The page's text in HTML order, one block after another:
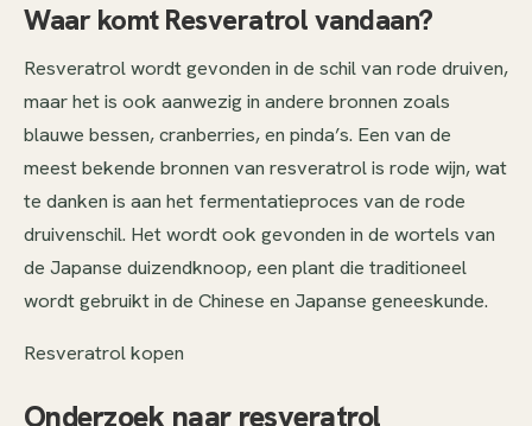
Waar komt Resveratrol vandaan?
Resveratrol wordt gevonden in de schil van rode druiven,
maar het is ook aanwezig in andere bronnen zoals
blauwe bessen, cranberries, en pinda’s. Een van de
meest bekende bronnen van resveratrol is rode wijn, wat
te danken is aan het fermentatieproces van de rode
druivenschil. Het wordt ook gevonden in de wortels van
de Japanse duizendknoop, een plant die traditioneel
wordt gebruikt in de Chinese en Japanse geneeskunde.
Resveratrol kopen
Onderzoek naar resveratrol